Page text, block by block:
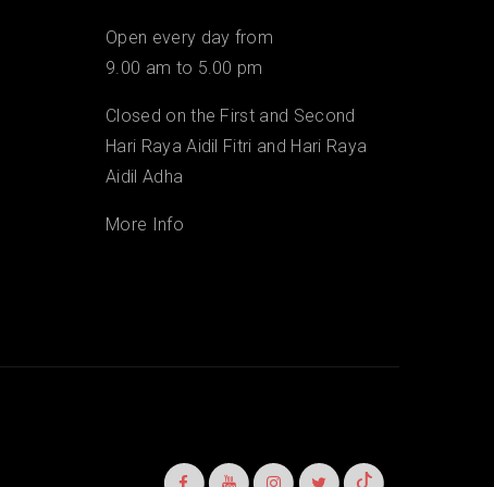
Open every day from
9.00 am to 5.00 pm
Closed on the First and Second
Hari Raya Aidil Fitri and Hari Raya
Aidil Adha
More Info